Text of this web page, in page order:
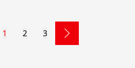
1 2 3